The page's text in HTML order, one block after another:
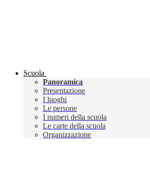
Scuola
Panoramica
Presentazione
I luoghi
Le persone
I numeri della scuola
Le carte della scuola
Organizzazione